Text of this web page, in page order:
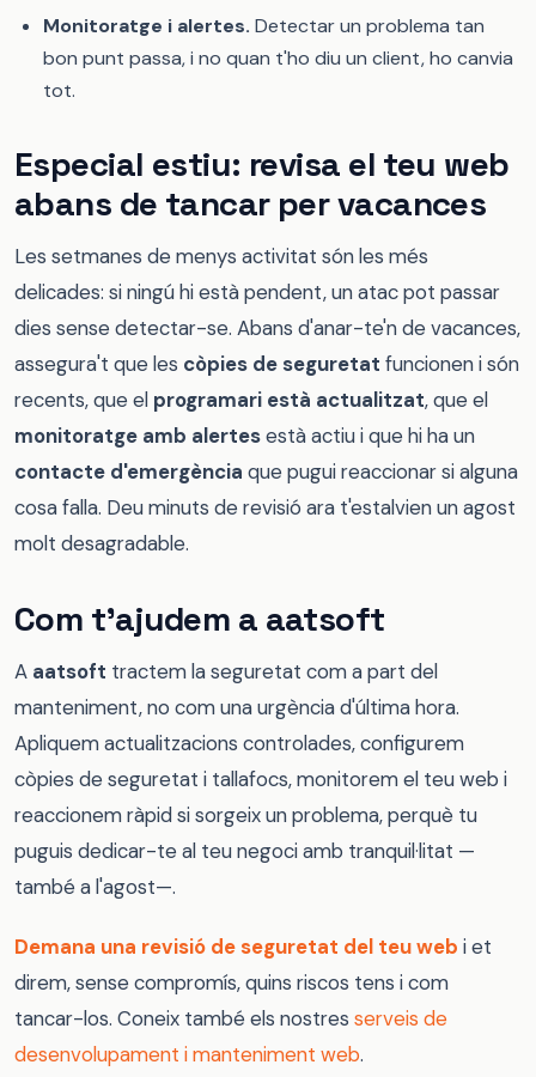
Monitoratge i alertes. Detectar un problema tan
bon punt passa, i no quan t'ho diu un client, ho canvia
tot.
Especial estiu: revisa el teu web
abans de tancar per vacances
Les setmanes de menys activitat són les més
delicades: si ningú hi està pendent, un atac pot passar
dies sense detectar-se. Abans d'anar-te'n de vacances,
assegura't que les còpies de seguretat funcionen i són
recents, que el programari està actualitzat, que el
monitoratge amb alertesestà actiu i que hi ha un
contacte d'emergència que pugui reaccionar si alguna
cosa falla. Deu minuts de revisió ara t'estalvien un agost
molt desagradable.
Com t'ajudem a aatsoft
A aatsoft tractem la seguretat com a part del
manteniment, no com una urgència d'última hora.
Apliquem actualitzacions controlades, configurem
còpies de seguretat i tallafocs, monitorem el teu web i
reaccionem ràpid si sorgeix un problema, perquè tu
puguis dedicar-te al teu negoci amb tranquil·litat —
també a l'agost—.
Demana una revisió de seguretat del teu web i et
direm, sense compromís, quins riscos tens i com
tancar-los. Coneix també els nostres serveis de
desenvolupament i manteniment web.